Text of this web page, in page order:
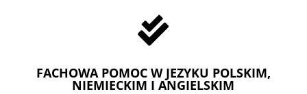

FACHOWA POMOC W JEZYKU POLSKIM,
NIEMIECKIM I ANGIELSKIM